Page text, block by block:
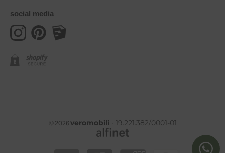
social media
© 2026veromobili · 19.221.382/0001-01